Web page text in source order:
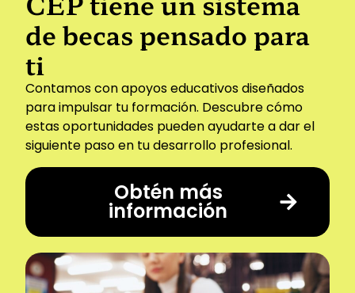
de becas pensado para
ti
Contamos con apoyos educativos diseñados
para impulsar tu formación. Descubre cómo
estas oportunidades pueden ayudarte a dar el
siguiente paso en tu desarrollo profesional.
Obtén más
información